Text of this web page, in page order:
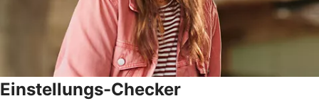
Einstellungs-Checker